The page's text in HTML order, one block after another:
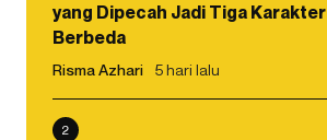
yang Dipecah Jadi Tiga Karakter
Berbeda
Risma Azhari 5 hari lalu
2